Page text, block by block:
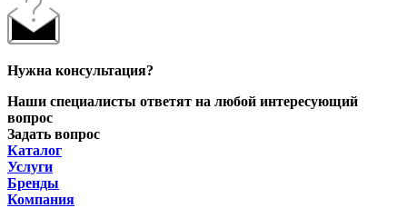
Нужна консультация?
Наши специалисты ответят на любой интересующий
вопрос
Задать вопрос
Каталог
Услуги
Бренды
Компания